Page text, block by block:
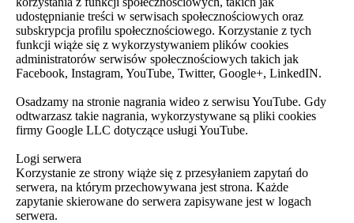
udostępnianie treści w serwisach społecznościowych oraz
subskrypcja profilu społecznościowego. Korzystanie z tych
funkcji wiąże się z wykorzystywaniem plików cookies
administratorów serwisów społecznościowych takich jak
Facebook, Instagram, YouTube, Twitter, Google+, LinkedIN.
Osadzamy na stronie nagrania wideo z serwisu YouTube. Gdy
odtwarzasz takie nagrania, wykorzystywane są pliki cookies
firmy Google LLC dotyczące usługi YouTube.
Logi serwera
Korzystanie ze strony wiąże się z przesyłaniem zapytań do
serwera, na którym przechowywana jest strona. Każde
zapytanie skierowane do serwera zapisywane jest w logach
serwera.